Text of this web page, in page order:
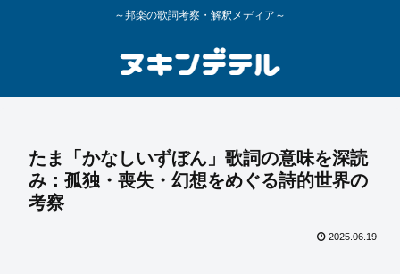
～邦楽の歌詞考察・解釈メディア～
たま「かなしいずぼん」歌詞の意味を深読
み：孤独・喪失・幻想をめぐる詩的世界の
考察
2025.06.19